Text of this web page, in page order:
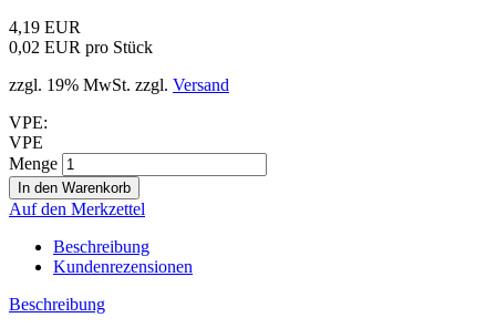
4,19 EUR
0,02 EUR pro Stück
zzgl. 19% MwSt. zzgl. Versand
VPE:
VPE
Menge
Auf den Merkzettel
Beschreibung
Kundenrezensionen
Beschreibung